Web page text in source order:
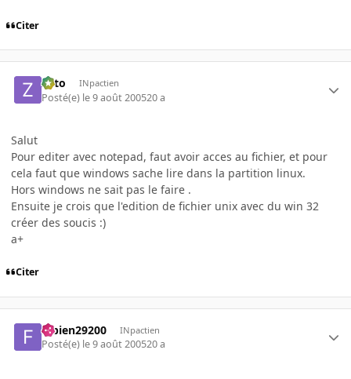
Citer
zoto INpactien
Posté(e) le 9 août 200520 a
Salut
Pour editer avec notepad, faut avoir acces au fichier, et pour
cela faut que windows sache lire dans la partition linux.
Hors windows ne sait pas le faire .
Ensuite je crois que l'edition de fichier unix avec du win 32
créer des soucis :)
a+
Citer
fabien29200 INpactien
Posté(e) le 9 août 200520 a